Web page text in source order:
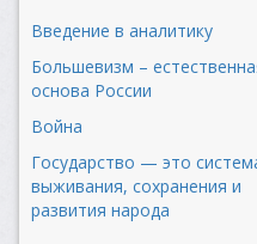
Введение в аналитику
Большевизм –
основа России
Война
Государство — это
выживания, сохранения и
развития народа